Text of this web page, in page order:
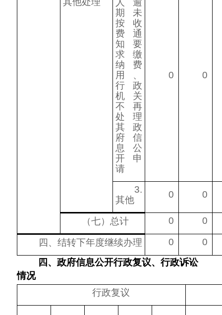
人逾
期未
按收
费通
知要
求缴
纳费
用、
行政
机关
不再
处理
其政
府信
息公
开申
请
0 0
3.
其他
0 0
（七）总计 0 0
四、结转下年度继续办理 0
0
四、政府信息公开行政复议、行政诉讼
情况
行政复议